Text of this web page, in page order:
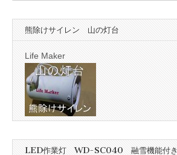
熊除けサイレン 山の灯台
Life Maker
LED作業灯 WD-SC040 融雪機能付き